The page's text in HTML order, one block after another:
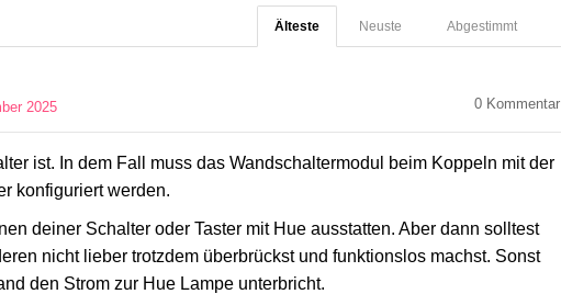
Abgestimmt
Neuste
Älteste
2025 0 Kommentar
ist. In dem Fall muss das Wandschaltermodul beim Koppeln mit der
konfiguriert werden.
deiner Schalter oder Taster mit Hue ausstatten. Aber dann solltest
nicht lieber trotzdem überbrückst und funktionslos machst. Sonst
den Strom zur Hue Lampe unterbricht.